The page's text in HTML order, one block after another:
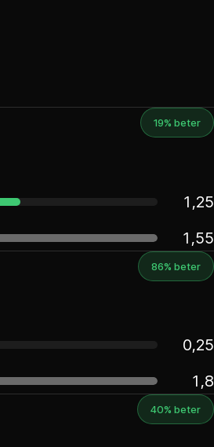
19% beter
1,25
1,55
86% beter
0,25
1,8
40% beter